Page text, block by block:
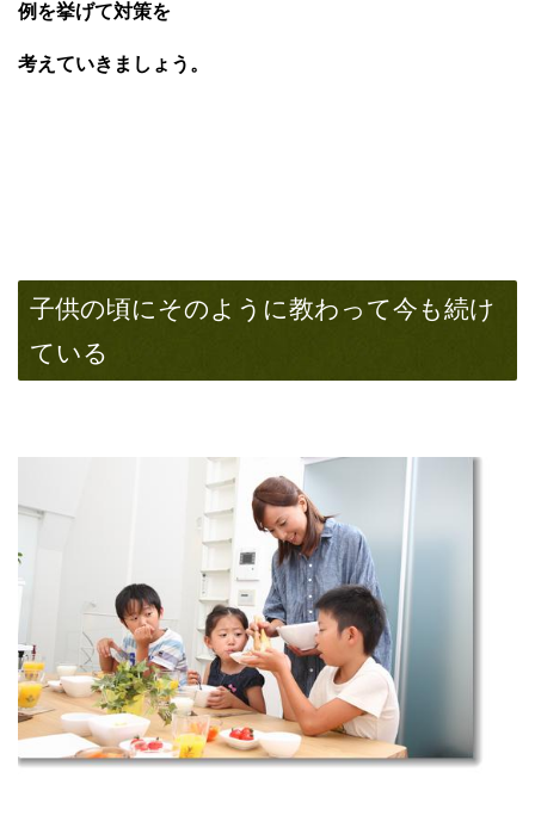
例を挙げて対策を
考えていきましょう。
子供の頃にそのように教わって今も続け
ている